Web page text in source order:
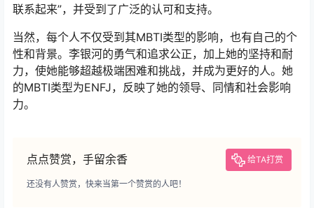
联系起来”，并受到了广泛的认可和支持。
当然，每个人不仅受到其MBTI类型的影响，也有自己的个
性和背景。李银河的勇气和追求公正，加上她的坚持和耐
力，使她能够超越极端困难和挑战，并成为更好的人。她
的MBTI类型为ENFJ，反映了她的领导、同情和社会影响
力。
点点赞赏，手留余香 给TA打赏
还没有人赞赏，快来当第一个赞赏的人吧！